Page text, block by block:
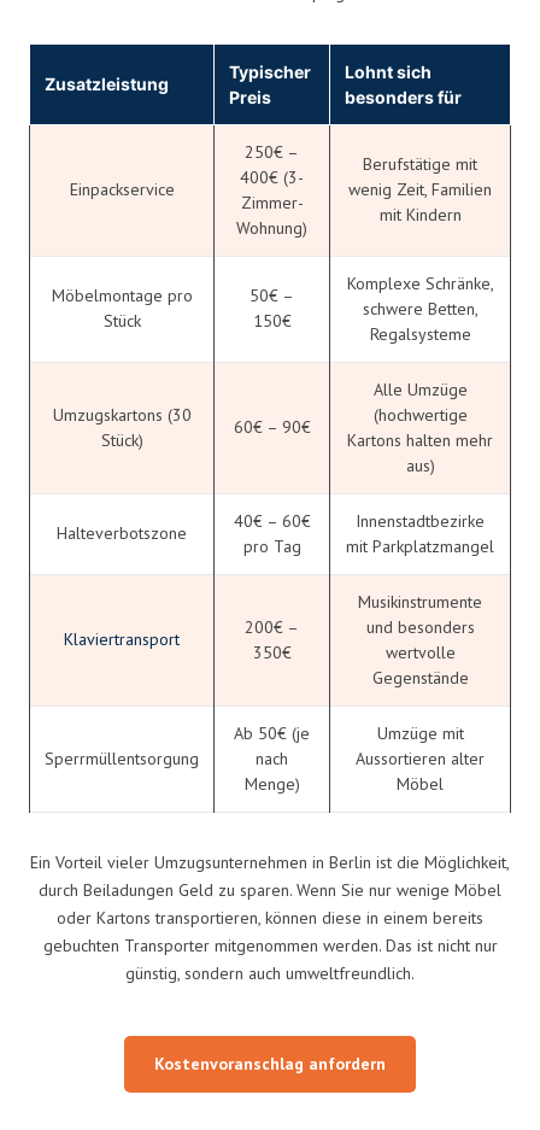
Zusatzleistung
Typischer
Preis
Lohnt sich
besonders für
Einpackservice
250€ –
400€ (3-
Zimmer-
Wohnung)
Berufstätige mit
wenig Zeit, Familien
mit Kindern
Möbelmontage pro
Stück
50€ –
150€
Komplexe Schränke,
schwere Betten,
Regalsysteme
Umzugskartons (30
Stück)
60€ – 90€
Alle Umzüge
(hochwertige
Kartons halten mehr
aus)
Halteverbotszone
40€ – 60€
pro Tag
Innenstadtbezirke
mit Parkplatzmangel
Klaviertransport
200€ –
350€
Musikinstrumente
und besonders
wertvolle
Gegenstände
Sperrmüllentsorgung
Ab 50€ (je
nach
Menge)
Umzüge mit
Aussortieren alter
Möbel
Ein Vorteil vieler Umzugsunternehmen in Berlin ist die Möglichkeit,
durch Beiladungen Geld zu sparen. Wenn Sie nur wenige Möbel
oder Kartons transportieren, können diese in einem bereits
gebuchten Transporter mitgenommen werden. Das ist nicht nur
günstig, sondern auch umweltfreundlich.
Kostenvoranschlag anfordern